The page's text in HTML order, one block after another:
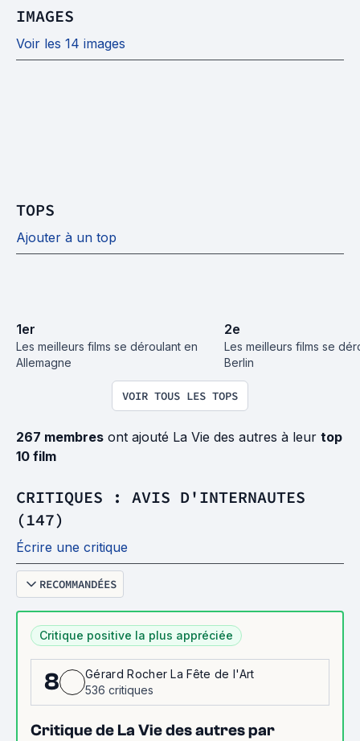
IMAGES
Voir les 14 images
TOPS
Ajouter à un top
1er
Les meilleurs films se déroulant en
Allemagne
2e
Les meilleurs films se
Berlin
VOIR TOUS LES TOPS
267 membres ont ajouté La Vie des autres à leur top
10 film
CRITIQUES : AVIS D'INTERNAUTES
(147)
Écrire une critique
RECOMMANDÉES
Critique positive la plus appréciée
8
Gérard Rocher La Fête de l'Art
536 critiques
Critique de La Vie des autres par